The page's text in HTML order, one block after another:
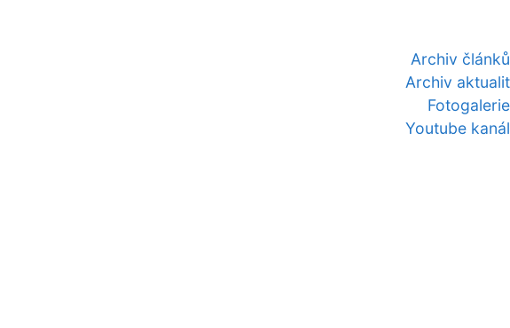
Archiv článků
Archiv aktualit
Fotogalerie
Youtube kanál